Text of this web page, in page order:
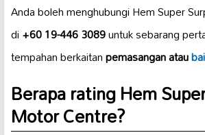
Anda boleh menghubungi Hem Super
di+60 19-446 3089untuk sebarang
tempahan berkaitanpemasangan atau
Berapa rating Hem
Motor Centre?